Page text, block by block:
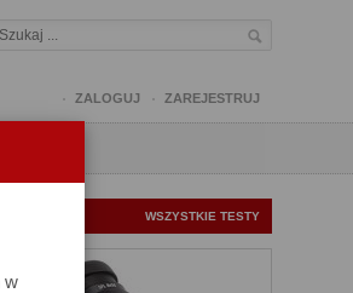
w
ZALOGUJ ZAREJESTRUJ
WSZYSTKIE TESTY